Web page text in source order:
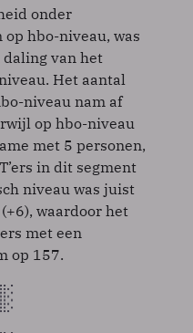
onder
hbo-niveau, was
daling van het
Het aantal
niveau nam af
op hbo-niveau
met 5 personen,
in dit segment
niveau was juist
waardoor het
met een
op 157.